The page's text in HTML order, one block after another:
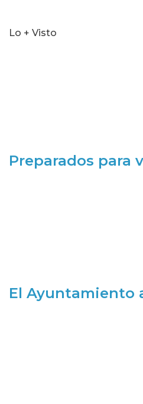
Lo + Visto
Preparados para
El Ayuntamiento